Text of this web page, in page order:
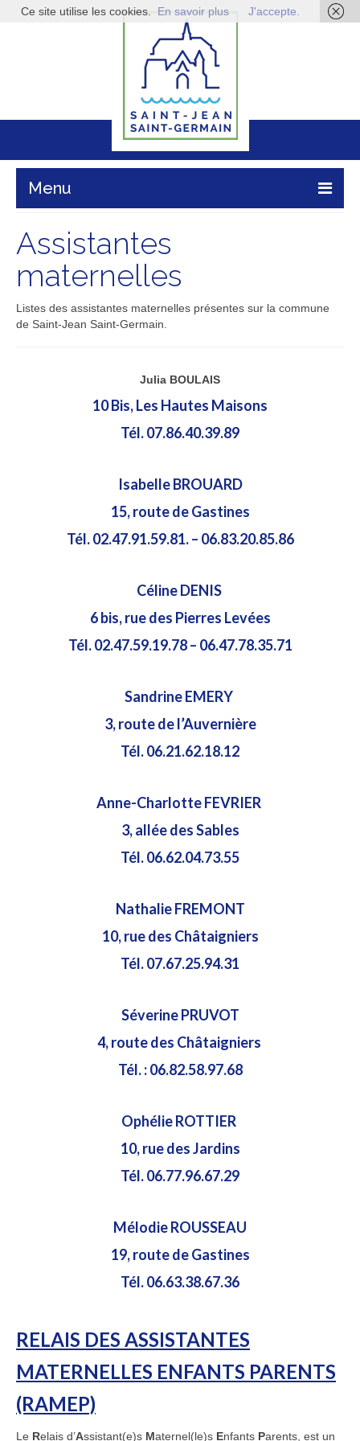
Menu
Mairie
Vie pratique
Infos économiques
Patrimoine
Assistantes
maternelles
Listes des assistantes maternelles présentes sur la commune
de Saint-Jean Saint-Germain.
Julia BOULAIS
10 Bis, Les Hautes Maisons
Tél. 07.86.40.39.89
Isabelle BROUARD
15, route de Gastines
Tél. 02.47.91.59.81. – 06.83.20.85.86
Céline DENIS
6 bis, rue des Pierres Levées
Tél. 02.47.59.19.78 – 06.47.78.35.71
Sandrine EMERY
3, route de l’Auvernière
Tél. 06.21.62.18.12
Anne-Charlotte FEVRIER
3, allée des Sables
Tél. 06.62.04.73.55
Nathalie FREMONT
10, rue des Châtaigniers
Tél. 07.67.25.94.31
Séverine PRUVOT
4, route des Châtaigniers
Tél. : 06.82.58.97.68
Ophélie ROTTIER
10, rue des Jardins
Tél. 06.77.96.67.29
Mélodie ROUSSEAU
19, route de Gastines
Tél. 06.63.38.67.36
RELAIS DES ASSISTANTES
MATERNELLES ENFANTS PARENTS
(RAMEP)
Le Relais d’Assistant(e)s Maternel(le)s Enfants Parents, est un
Ce site utilise les cookies. En savoir plus J'accepte.